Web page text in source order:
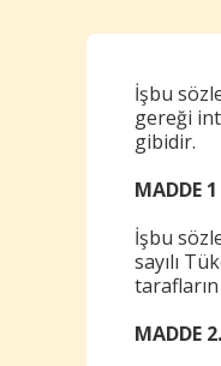
İşbu
gereği
gibidir.
MADDE
İşbu
sayılı
MADDE